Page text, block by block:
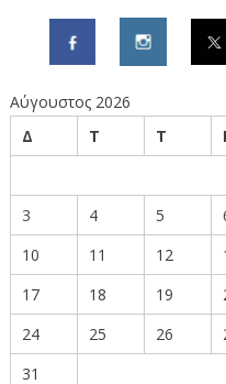
Αύγουστος 2026
Δ
Τ Τ
3
4 5
10
11 12
17
18 19
24
25 26
31